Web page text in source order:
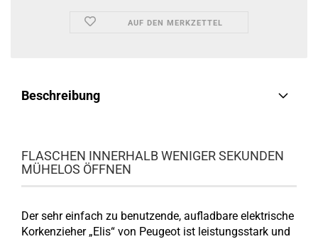
AUF DEN MERKZETTEL
Beschreibung
FLASCHEN INNERHALB WENIGER SEKUNDEN
MÜHELOS ÖFFNEN
Der sehr einfach zu benutzende, aufladbare elektrische
Korkenzieher „Elis“ von Peugeot ist leistungsstark und